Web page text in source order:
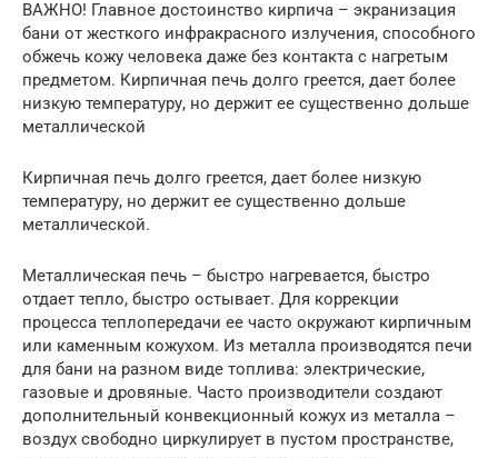
ВАЖНО! Главное достоинство кирпича – экранизация
бани от жесткого инфракрасного излучения, способного
обжечь кожу человека даже без контакта с нагретым
предметом. Кирпичная печь долго греется, дает более
низкую температуру, но держит ее существенно дольше
металлической
Кирпичная печь долго греется, дает более низкую
температуру, но держит ее существенно дольше
металлической.
Металлическая печь – быстро нагревается, быстро
отдает тепло, быстро остывает. Для коррекции
процесса теплопередачи ее часто окружают кирпичным
или каменным кожухом. Из металла производятся печи
для бани на разном виде топлива: электрические,
газовые и дровяные. Часто производители создают
дополнительный конвекционный кожух из металла –
воздух свободно циркулирует в пустом пространстве,